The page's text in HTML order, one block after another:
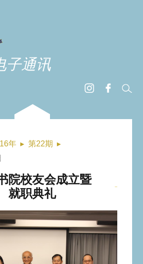
子通讯
年 ▸ 第22期
▸
院校友会成立暨
就职典礼